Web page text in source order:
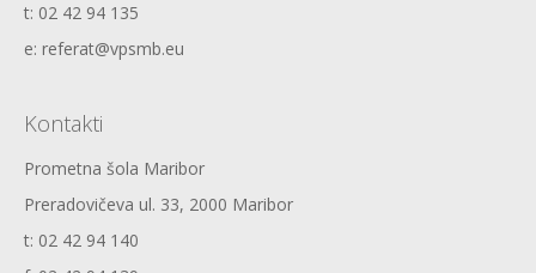
t: 02 42 94 135
e: referat@vpsmb.eu
Kontakti
Prometna šola Maribor
Preradovičeva ul. 33, 2000 Maribor
t: 02 42 94 140